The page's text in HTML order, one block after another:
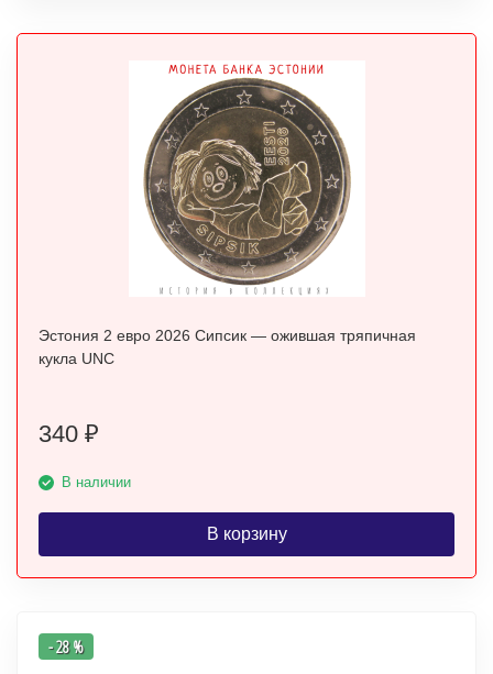
Эстония 2 евро 2026 Сипсик — ожившая тряпичная
кукла UNC
340 ₽
В наличии
В корзину
- 28 %